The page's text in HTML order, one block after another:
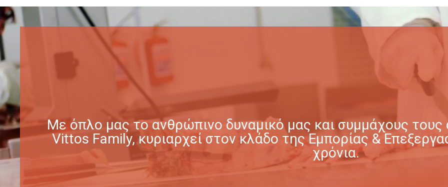
Με όπλο μας το ανθρώπινο δυναμικό μας και συμμάχους τους
Vittos Family, κυριαρχεί στον κλάδο της Εμπορίας &
χρόνια.